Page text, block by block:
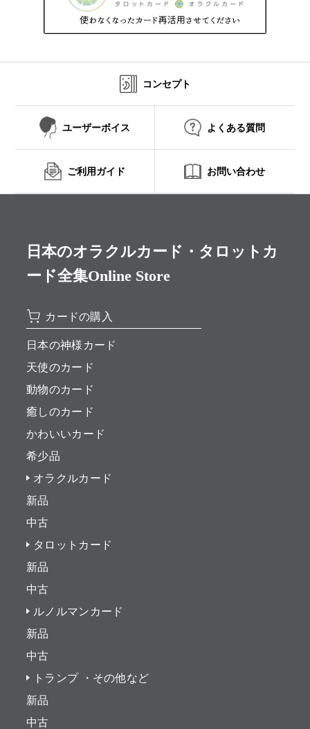
コンセプト
ユーザーボイス よくある質問
ご利用ガイド お問い合わせ
日本のオラクルカード・タロットカ
ード全集Online Store
カードの購入
日本の神様カード
天使のカード
動物のカード
癒しのカード
かわいいカード
希少品
オラクルカード
新品
中古
タロットカード
新品
中古
ルノルマンカード
新品
中古
トランプ ・その他など
新品
中古